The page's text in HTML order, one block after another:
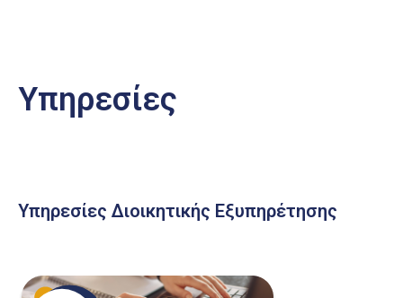
Υπηρεσίες
Υπηρεσίες Διοικητικής Εξυπηρέτησης